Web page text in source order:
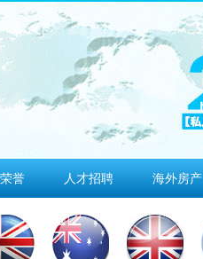
誉 人才招聘 海外房产